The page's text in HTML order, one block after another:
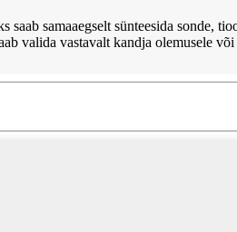
saab samaaegselt sünteesida sonde,
valida vastavalt kandja olemusele